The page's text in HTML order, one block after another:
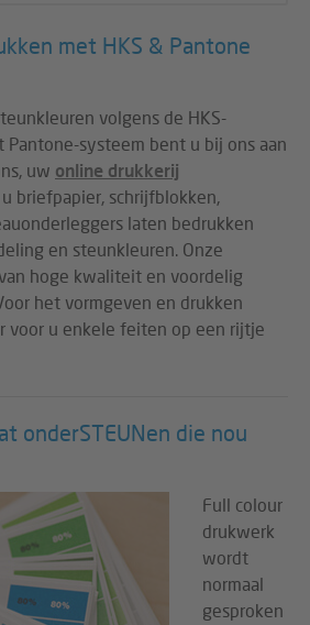
met HKS & Pantone
volgens de HKS-
Pantone-systeem bent u bij ons aan
uw online drukkerij
briefpapier, schrijfblokken,
laten bedrukken
en steunkleuren. Onze
hoge kwaliteit en voordelig
het vormgeven en drukken
voor u enkele feiten op een rijtje
onderSTEUNen die nou
Full colour
drukwerk
wordt
normaal
gesproken